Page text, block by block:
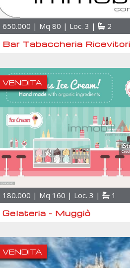
650.000 | Mq 80 | Loc. 3 |
2
Bar Tabaccheria
VENDITA
180.000 | Mq 160 | Loc. 3 |
1
Gelateria - Muggiò
VENDITA